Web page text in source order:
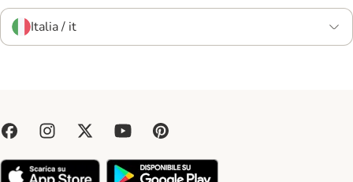
Italia / it